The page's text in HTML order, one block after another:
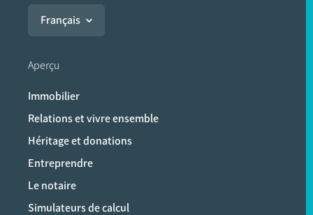
Français
Aperçu
Immobilier
Relations et vivre ensemble
Héritage et donations
Entreprendre
Le notaire
Simulateurs de calcul